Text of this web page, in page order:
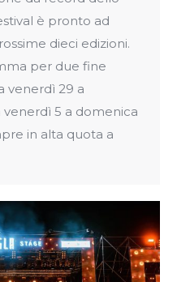
è pronto ad
dieci edizioni.
per due fine
venerdì 29 a
venerdì 5 a domenica
in alta quota a